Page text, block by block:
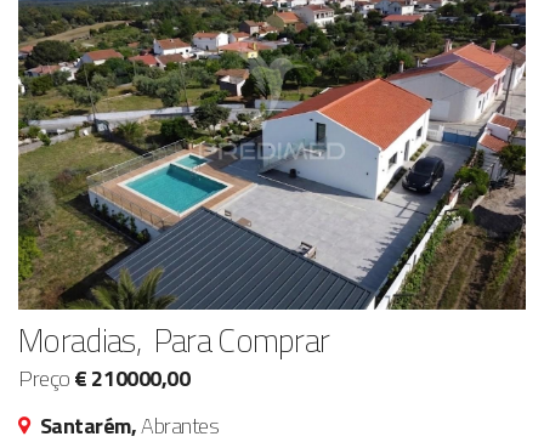
Moradias, Para Comprar
Preço€ 210000,00
Santarém,Abrantes